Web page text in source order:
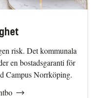
risk. Det kommunala
en bostadsgaranti för
Campus Norrköping.